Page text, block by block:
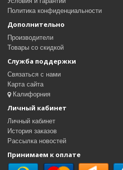
Политика конфиденциальности
Дополнительно
Производители
Товары со скидкой
Служба поддержки
Связаться с нами
Карта сайта
Калифорния
Личный кабинет
Личный кабинет
История заказов
Рассылка новостей
Принимаем к оплате